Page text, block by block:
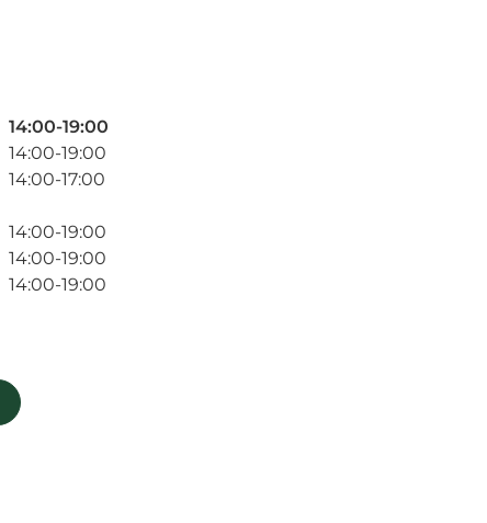
14:00-19:00
14:00-19:00
14:00-17:00
14:00-19:00
14:00-19:00
14:00-19:00